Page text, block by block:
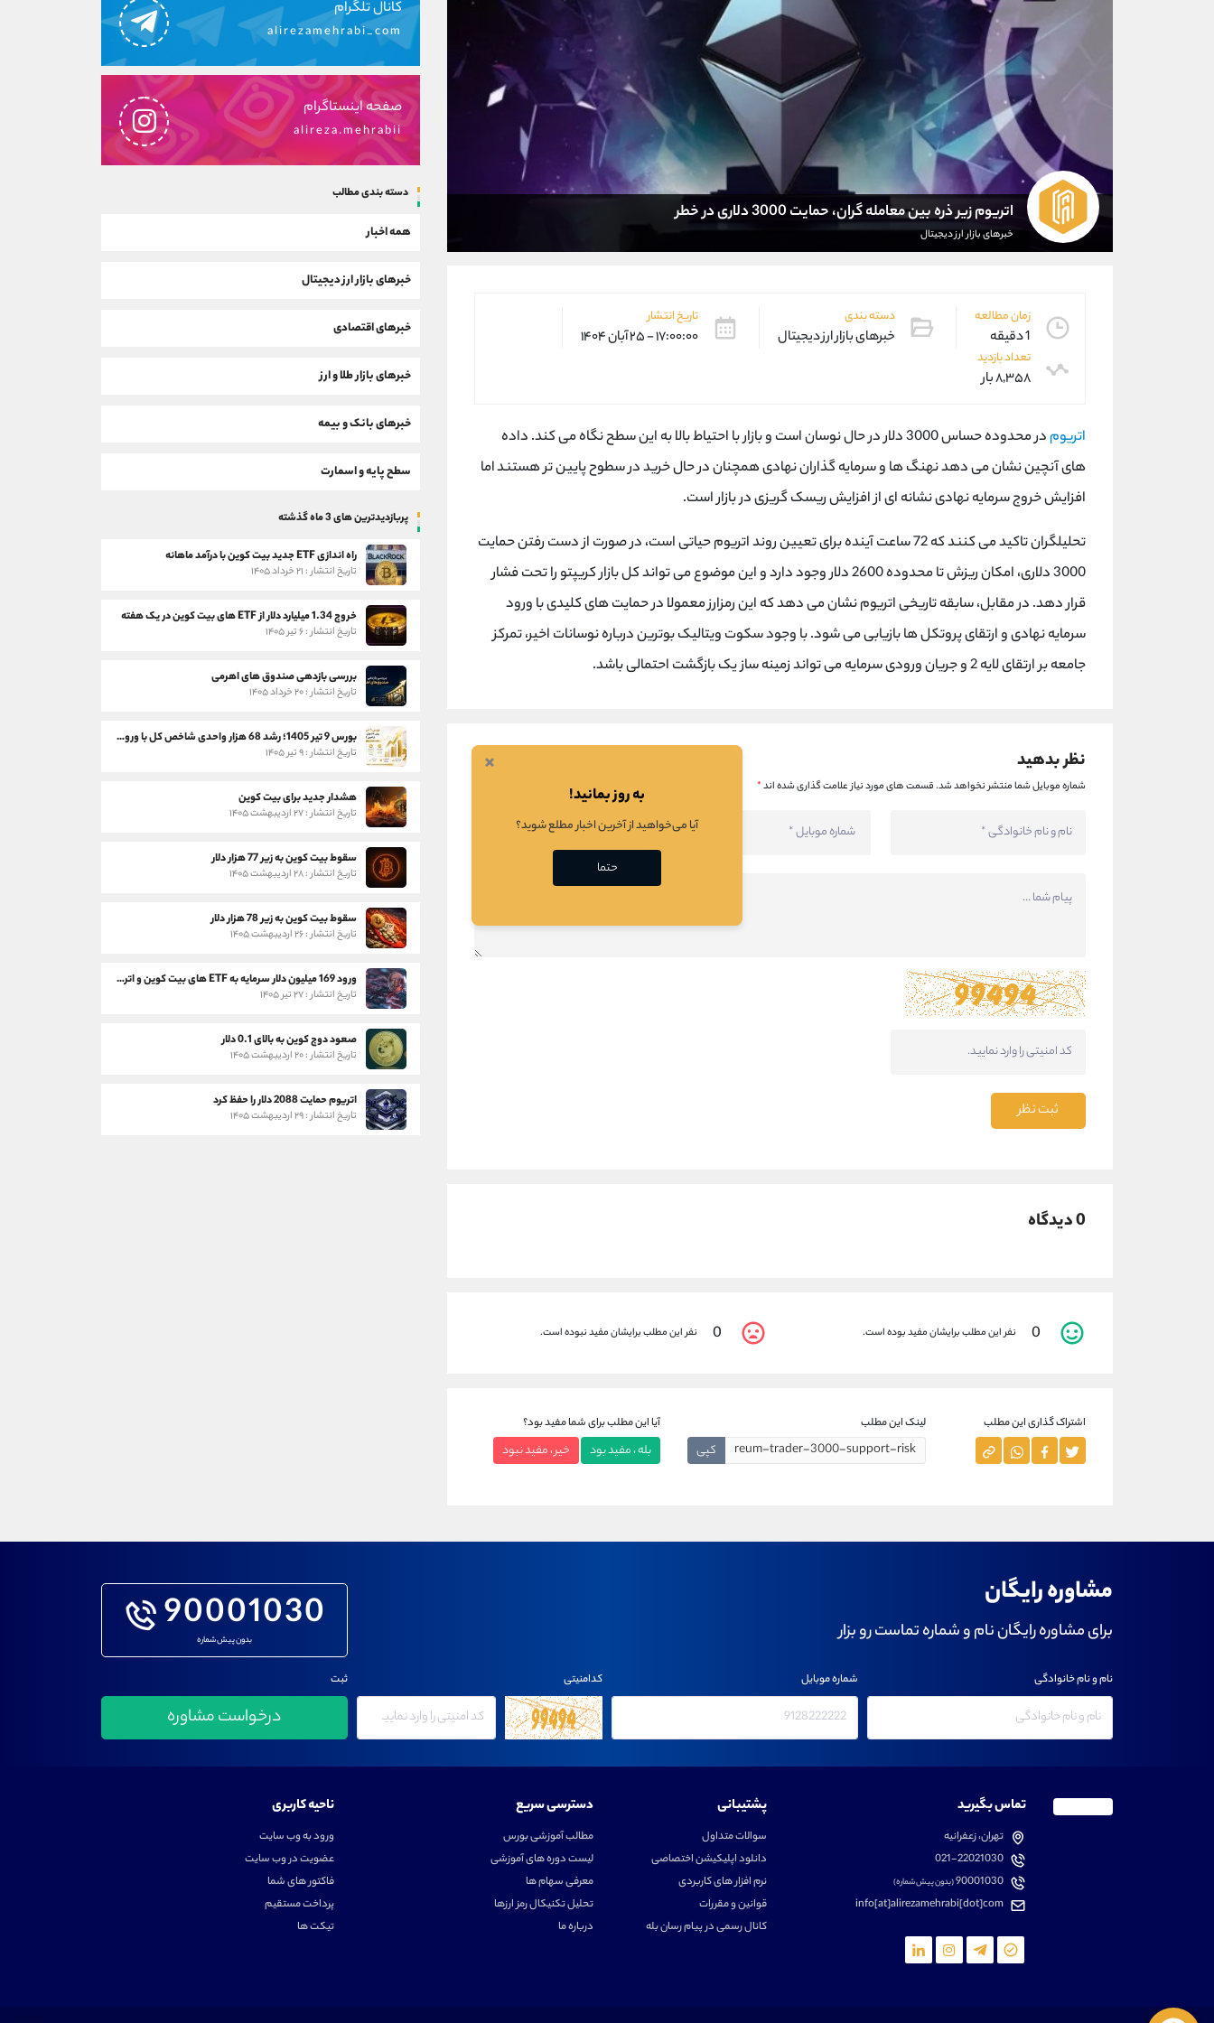
اتریوم زیر ذره بین معامله گران، حمایت 3000 دلاری در خطر
خبرهای بازار ارز دیجیتال
زمان مطالعه
1 دقیقه
دسته بندی
خبرهای بازار ارز دیجیتال
تاریخ انتشار
۱۷:۰۰:۰۰ - ۲۵ آبان ۱۴۰۴
تعداد بازدید
۸,۳۵۸ بار
اتریوم
در محدوده حساس 3000 دلار در حال نوسان است و بازار با احتیاط بالا به این سطح نگاه می کند. داده
های آنچین نشان می دهد نهنگ ها و سرمایه گذاران نهادی همچنان در حال خرید در سطوح پایین تر هستند اما
افزایش خروج سرمایه نهادی نشانه ای از افزایش ریسک گریزی در بازار است.
تحلیلگران تاکید می کنند که 72 ساعت آینده برای تعیین روند اتریوم حیاتی است، در صورت از دست رفتن حمایت
3000 دلاری، امکان ریزش تا محدوده 2600 دلار وجود دارد و این موضوع می تواند کل بازار کریپتو را تحت فشار
قرار دهد. در مقابل، سابقه تاریخی اتریوم نشان می دهد که این رمزارز معمولا در حمایت های کلیدی با ورود
سرمایه نهادی و ارتقای پروتکل ها بازیابی می شود. با وجود سکوت ویتالیک بوترین درباره نوسانات اخیر، تمرکز
جامعه بر ارتقای لایه 2 و جریان ورودی سرمایه می تواند زمینه ساز یک بازگشت احتمالی باشد.
نظر بدهید
شماره موبایل شما منتشر نخواهد شد.قسمت های مورد نیاز علامت گذاری شده اند*
ثبت نظر
0 دیدگاه
0 نفر این مطلب برایشان مفید بوده است. 0 نفر این مطلب برایشان مفید نبوده است.
اشتراک گذاری این مطلب لینک این مطلب
کپی
آیا این مطلب برای شما مفید بود؟
بله ، مفید بود خیر ، مفید نبود
کانال تلگرام
alirezamehrabi_com
صفحه اینستاگرام
alireza.mehrabii
دسته بندی مطالب
همه اخبار
خبرهای بازار ارز دیجیتال
خبرهای اقتصادی
خبرهای بازار طلا و ارز
خبرهای بانک و بیمه
سطح پایه و اسمارت
پربازدیدترین های 3 ماه گذشته
راه اندازی ETF جدید بیت کوین با درآمد ماهانه
تاریخ انتشار : ۲۱ خرداد ۱۴۰۵
خروج 1.34 میلیارد دلار از ETF های بیت کوین در یک هفته
تاریخ انتشار : ۶ تیر ۱۴۰۵
بررسی بازدهی صندوق های اهرمی
تاریخ انتشار : ۲۰ خرداد ۱۴۰۵
بورس 9 تیر 1405؛ رشد 68 هزار واحدی شاخص کل با ورود 3 همت پول حقیقی
تاریخ انتشار : ۹ تیر ۱۴۰۵
هشدار جدید برای بیت کوین
تاریخ انتشار : ۲۷ اردیبهشت ۱۴۰۵
سقوط بیت کوین به زیر 77 هزار دلار
تاریخ انتشار : ۲۸ اردیبهشت ۱۴۰۵
سقوط بیت کوین به زیر 78 هزار دلار
تاریخ انتشار : ۲۶ اردیبهشت ۱۴۰۵
ورود 169 میلیون دلار سرمایه به ETF های بیت کوین و اتریوم
تاریخ انتشار : ۲۷ تیر ۱۴۰۵
صعود دوج کوین به بالای 0.1 دلار
تاریخ انتشار : ۲۰ اردیبهشت ۱۴۰۵
اتریوم حمایت 2088 دلار را حفظ کرد
تاریخ انتشار : ۲۹ اردیبهشت ۱۴۰۵
مشاوره رایگان
برای مشاوره رایگان نام و شماره تماست رو بزار 90001030
بدون پیش شماره
نام و نام خانوادگی شماره موبایل کدامنیتی ثبت
تماس بگیرید
تهران، زعفرانیه
021-22021030
90001030(بدون پیش شماره)
info[at]alirezamehrabi[dot]com
پشتیبانی
سوالات متداول
دانلود اپلیکیشن اختصاصی
نرم افزار های کاربردی
قوانین و مقررات
کانال رسمی در پیام رسان بله
دسترسی سریع
مطالب آموزشی بورس
لیست دوره های آموزشی
معرفی سهام ها
تحلیل تکنیکال رمز ارزها
درباره ما
ناحیه کاربری
ورود به وب سایت
عضویت در وب سایت
فاکتور های شما
پرداخت مستقیم
تیکت ها
×
به روز بمانید!
آیا می‌خواهید از آخرین اخبار مطلع شوید؟
حتما